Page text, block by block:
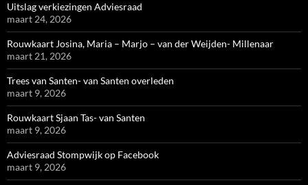
Uitslag verkiezingen Adviesraad
maart 24, 2026
Rouwkaart Josina, Maria – Marjo – van der Weijden- Millenaar
maart 21, 2026
Trees van Santen- van Santen overleden
maart 9, 2026
Rouwkaart Sjaan Tas- van Santen
maart 9, 2026
Adviesraad Stompwijk op Facebook
maart 9, 2026